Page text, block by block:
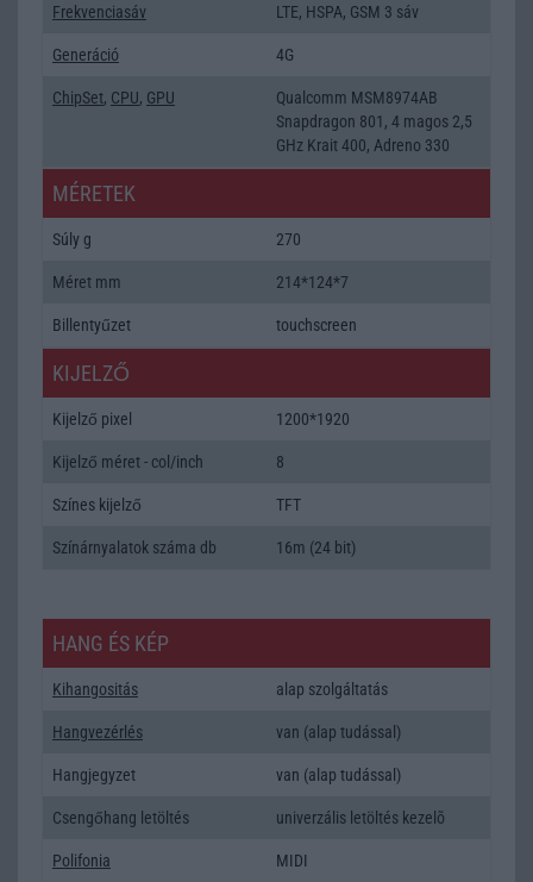
Frekvenciasáv LTE, HSPA, GSM 3 sáv
Generáció 4G
ChipSet, CPU, GPU
Qualcomm MSM8974AB
Snapdragon 801, 4 magos 2,5
GHz Krait 400, Adreno 330
MÉRETEK
Súly g 270
Méret mm 214*124*7
Billentyűzet touchscreen
KIJELZŐ
Kijelző pixel 1200*1920
Kijelző méret - col/inch 8
Színes kijelző TFT
Színárnyalatok száma db 16m (24 bit)
HANG ÉS KÉP
Kihangositás alap szolgáltatás
Hangvezérlés van (alap tudással)
Hangjegyzet van (alap tudással)
Csengőhang letöltés univerzális letöltés kezelõ
Polifonia MIDI